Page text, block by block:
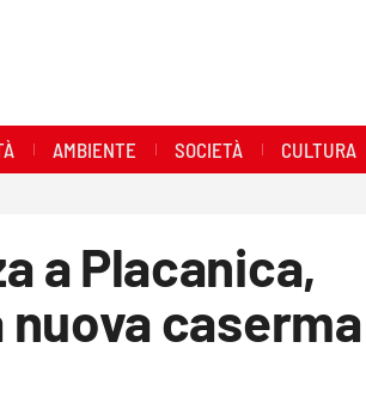
AMBIENTE SOCIETÀ CULTURA
a Placanica,